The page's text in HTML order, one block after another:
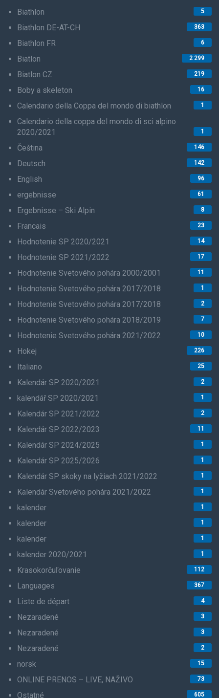
Biathlon
5
Biathlon DE-AT-CH 363
Biathlon FR 6
Biatlon 2 299
Biatlon CZ 219
Boby a skeleton 16
Calendario della Coppa del mondo di biathlon 1
Calendario della coppa del mondo di sci alpino
2020/2021
1
Čeština 146
Deutsch 142
English 96
ergebnisse 61
Ergebnisse – Ski Alpin 8
Francais 23
Hodnotenie SP 2020/2021 14
Hodnotenie SP 2021/2022 17
Hodnotenie Svetového pohára 2000/2001 11
Hodnotenie Svetového pohára 2017/2018 1
Hodnotenie Svetového pohára 2017/2018 2
Hodnotenie Svetového pohára 2018/2019 7
Hodnotenie Svetového pohára 2021/2022 10
Hokej 226
Italiano 25
Kalendár SP 2020/2021 2
kalendář SP 2020/2021 1
Kalendár SP 2021/2022 2
Kalendár SP 2022/2023 11
Kalendár SP 2024/2025 1
Kalendár SP 2025/2026 1
Kalendár SP skoky na lyžiach 2021/2022 1
Kalendár Svetového pohára 2021/2022 1
kalender 1
kalender 1
kalender 1
kalender 2020/2021 1
Krasokorčuľovanie 112
Languages 367
Liste de départ 4
Nezaradené 3
Nezaradené 3
Nezaradené 2
norsk 15
ONLINE PRENOS – LIVE, NAŽIVO 73
Ostatné 605